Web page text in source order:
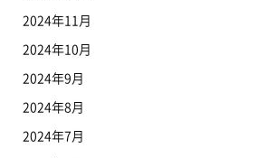
2024年11月
2024年10月
2024年9月
2024年8月
2024年7月